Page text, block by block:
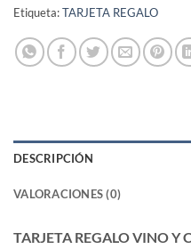
Etiqueta:TARJETA REGALO
DESCRIPCIÓN
VALORACIONES (0)
TARJETA REGALO VINO Y